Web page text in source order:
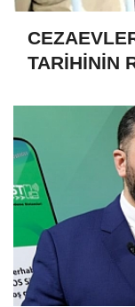
TARİHİNİN